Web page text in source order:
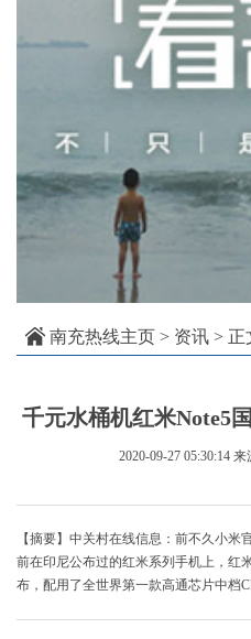
南充热线主页 > 资讯 > 正
千元水桶机红米Note5
2020-09-27 05:30:14 来
【摘要】中关村在线信息：前不久小
前在印尼公布过的红米系列手机上，红
布，配用了全世界第一款高通芯片中档